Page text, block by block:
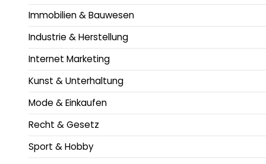
Immobilien & Bauwesen
Industrie & Herstellung
Internet Marketing
Kunst & Unterhaltung
Mode & Einkaufen
Recht & Gesetz
Sport & Hobby